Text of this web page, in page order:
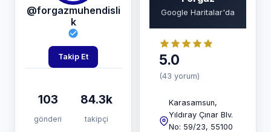
@forgazmuhendisli
k
Takip Et
103
gönderi
84.3k
takipçi
Google Haritalar'da
5.0
(43 yorum)
Karasamsun,
Yıldıray Çınar Blv.
No: 59/23, 55100